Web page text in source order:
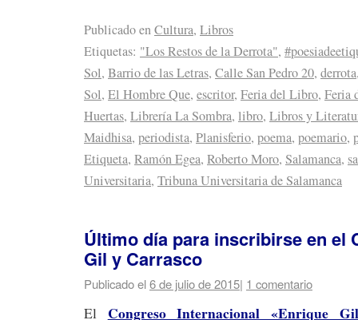
Publicado enCultura, Libros
Etiquetas: "Los Restos de la Derrota",
Sol, Barrio de las Letras, Calle San Pedro 20, derrota
Sol, El Hombre Que, escritor, Feria del Libro, Feria
Huertas, Librería La Sombra, libro, Libros y
Maidhisa, periodista, Planisferio, poema, poemario,
Etiqueta, Ramón Egea, Roberto Moro, Salamanca,
Universitaria, Tribuna Universitaria de Salamanca
Último día para inscribirse en el
Gil y Carrasco
Publicado el6 de julio de 2015| 1 comentario
El Congreso Internacional «Enrique